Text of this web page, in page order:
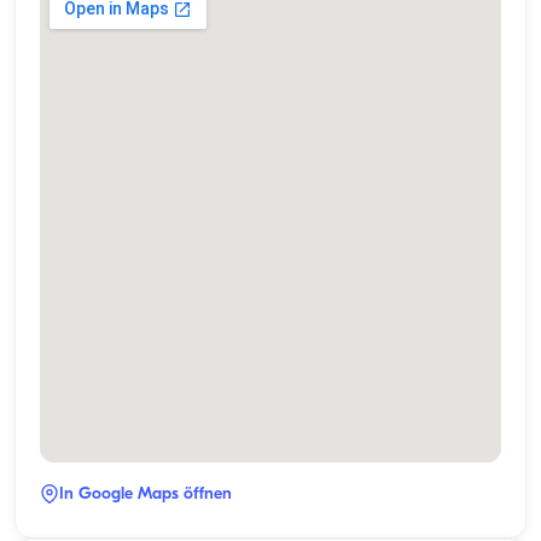
In Google Maps öffnen